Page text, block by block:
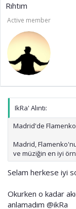
Rıhtım
Active member
IkRa' Alıntı:
Madrid'de
Madrid,
ve müziğin en iyi
Selam herkese iyi
Okurken o kadar
anlamadım @ikRa